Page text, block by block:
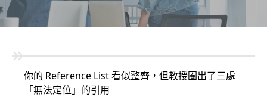
你的 Reference List 看似整齊，但教授圈出了三處
「無法定位」的引用